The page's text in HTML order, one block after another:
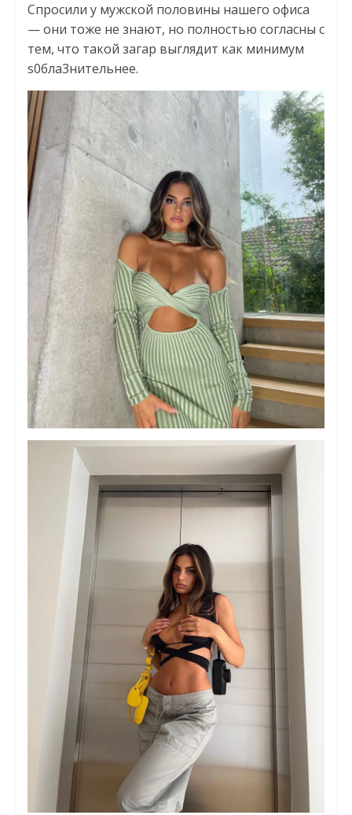
Спросили у мужской половины нашего офиса
— они тоже не знают, но полностью согласны с
тем, что такой загар выглядит как минимум
s0бла3нитeльнee.